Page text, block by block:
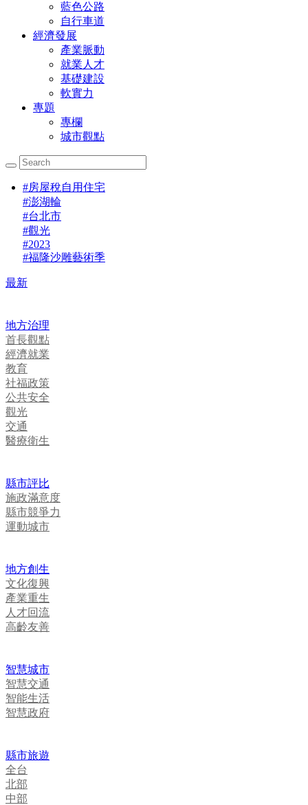
藍色公路
自行車道
經濟發展
產業脈動
就業人才
基礎建設
軟實力
專題
專欄
城市觀點
#房屋稅自用住宅
#澎湖輪
#台北市
#觀光
#2023
#福隆沙雕藝術季
最新
地方治理
首長觀點
經濟就業
教育
社福政策
公共安全
觀光
交通
醫療衛生
縣市評比
施政滿意度
縣市競爭力
運動城市
地方創生
文化復興
產業重生
人才回流
高齡友善
智慧城市
智慧交通
智能生活
智慧政府
縣市旅遊
全台
北部
中部